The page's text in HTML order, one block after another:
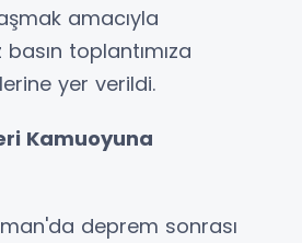
amacıyla
toplantımıza
yer verildi.
Kamuoyuna
deprem sonrası